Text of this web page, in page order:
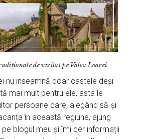
de vizitat pe Valea Loarei
nu inseamnă doar castele deși
mai mult pentru ele, asta le
persoane care, alegând să-și
în această regiune, ajung
blogul meu și îmi cer informații